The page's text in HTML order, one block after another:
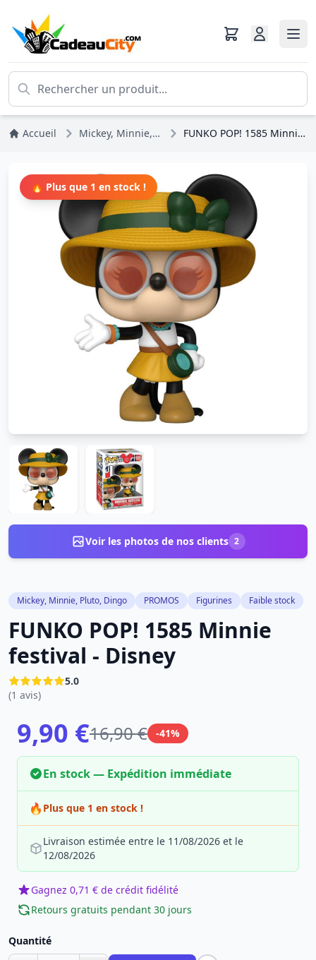
Accueil Mickey, Minnie, Pluto, Dingo FUNKO POP! 1585 Minnie festival - Disney
🔥 Plus que 1 en stock !
Voir les photos de nos clients 2
Mickey, Minnie, Pluto, Dingo PROMOS Figurines Faible stock
FUNKO POP! 1585 Minnie
festival - Disney
5.0
(1 avis)
9,90 €16,90 € -41%
En stock — Expédition immédiate
🔥 Plus que 1 en stock !
Livraison estimée entre le 11/08/2026 et le
12/08/2026
Gagnez 0,71 € de crédit fidélité
Retours gratuits pendant 30 jours
Quantité